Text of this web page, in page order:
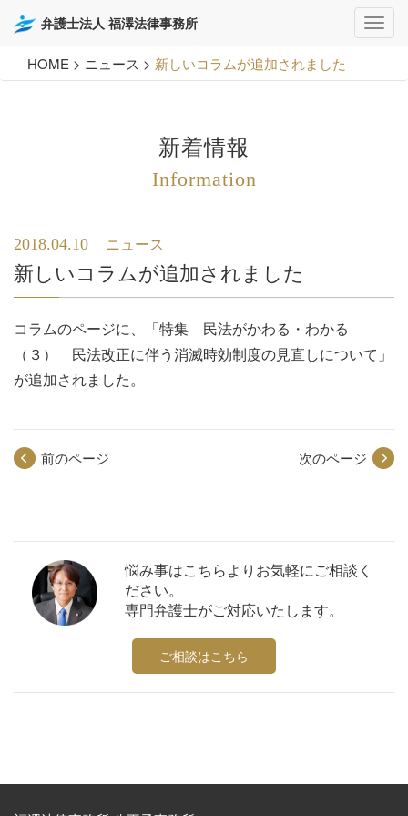
弁護士法人 福澤法律事務所
HOME > ニュース > 新しいコラムが追加されました
新着情報
Information
2018.04.10 ニュース
新しいコラムが追加されました
コラムのページに、「特集 民法がかわる・わかる
（３） 民法改正に伴う消滅時効制度の見直しについて 」
が追加されました。
前のページ 次のページ
悩み事はこちらよりお気軽にご相談く
ださい。
専門弁護士がご対応いたします。
ご相談はこちら